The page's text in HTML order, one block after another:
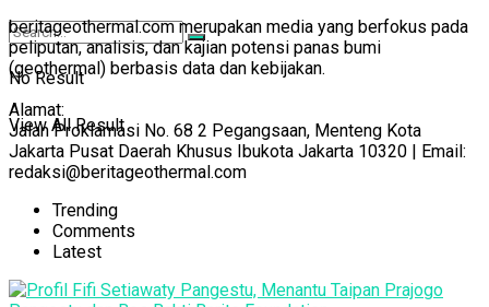
No Result
View All Result
beritageothermal.com merupakan media yang berfokus pada
peliputan, analisis, dan kajian potensi panas bumi
(geothermal) berbasis data dan kebijakan.
Alamat:
Jalan Proklamasi No. 68 2 Pegangsaan, Menteng Kota
Jakarta Pusat Daerah Khusus Ibukota Jakarta 10320 | Email:
redaksi@beritageothermal.com
Trending
Comments
Latest